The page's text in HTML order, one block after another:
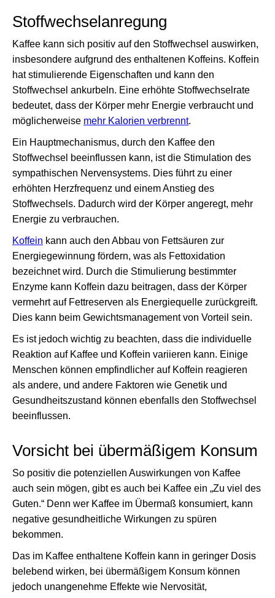
Stoffwechselanregung
Kaffee kann sich positiv auf den Stoffwechsel auswirken,
insbesondere aufgrund des enthaltenen Koffeins. Koffein
hat stimulierende Eigenschaften und kann den
Stoffwechsel ankurbeln. Eine erhöhte Stoffwechselrate
bedeutet, dass der Körper mehr Energie verbraucht und
möglicherweise mehr Kalorien verbrennt.
Ein Hauptmechanismus, durch den Kaffee den
Stoffwechsel beeinflussen kann, ist die Stimulation des
sympathischen Nervensystems. Dies führt zu einer
erhöhten Herzfrequenz und einem Anstieg des
Stoffwechsels. Dadurch wird der Körper angeregt, mehr
Energie zu verbrauchen.
Koffein kann auch den Abbau von Fettsäuren zur
Energiegewinnung fördern, was als Fettoxidation
bezeichnet wird. Durch die Stimulierung bestimmter
Enzyme kann Koffein dazu beitragen, dass der Körper
vermehrt auf Fettreserven als Energiequelle zurückgreift.
Dies kann beim Gewichtsmanagement von Vorteil sein.
Es ist jedoch wichtig zu beachten, dass die individuelle
Reaktion auf Kaffee und Koffein variieren kann. Einige
Menschen können empfindlicher auf Koffein reagieren
als andere, und andere Faktoren wie Genetik und
Gesundheitszustand können ebenfalls den Stoffwechsel
beeinflussen.
Vorsicht bei übermäßigem Konsum
So positiv die potenziellen Auswirkungen von Kaffee
auch sein mögen, gibt es auch bei Kaffee ein „Zu viel des
Guten.“ Denn wer Kaffee im Übermaß konsumiert, kann
negative gesundheitliche Wirkungen zu spüren
bekommen.
Das im Kaffee enthaltene Koffein kann in geringer Dosis
belebend wirken, bei übermäßigem Konsum können
jedoch unangenehme Effekte wie Nervosität,